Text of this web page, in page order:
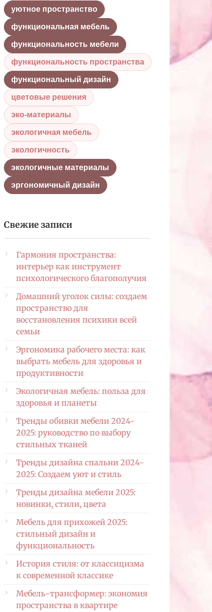
уютное пространство
функциональная мебель
функциональность мебели
функциональность пространства
функциональный дизайн
цветовые решения
эко-материалы
экологичная мебель
экологичность
экологичные материалы
эргономичный дизайн
Свежие записи
Гармония пространства:
интерьер как инструмент
психологического благополучия
Домашний уголок силы: создаем
пространство для
восстановления психики всей
семьи
Эргономика рабочего места: как
выбрать мебель для здоровья и
продуктивности
Экологичная мебель: польза для
здоровья и планеты
Тренды обивки мебели 2024-
2025: руководство по выбору
стильных тканей
Тренды дизайна спальни 2024-
2025: Создаем уют и стиль
Тренды дизайна мебели 2025:
новинки, стили, цвета
Мебель для прихожей 2025:
стильный дизайн и
функциональность
История стиля: от классицизма
к современной классике
Мебель-трансформер: экономия
пространства в квартире